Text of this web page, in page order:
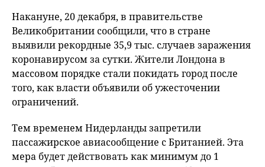
Накануне, 20 декабря, в правительстве
Великобритании сообщили, что в стране
выявили рекордные 35,9 тыс. случаев заражения
коронавирусом за сутки. Жители Лондона в
массовом порядке стали покидать город после
того, как власти объявили об ужесточении
ограничений.
Тем временем Нидерланды запретили
пассажирское авиасообщение с Британией. Эта
мера будет действовать как минимум до 1